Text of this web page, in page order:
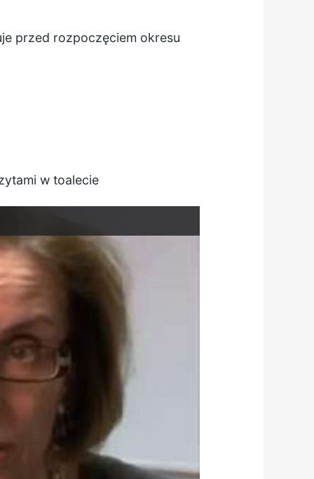
przed rozpoczęciem okresu
w toalecie